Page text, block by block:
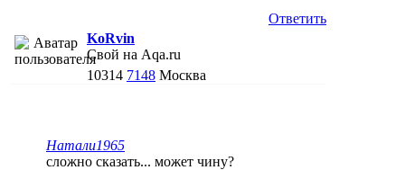
Ответить
KoRvin
Свой на Aqa.ru
10314 7148 Москва
Натали1965
сложно сказать... может чину?